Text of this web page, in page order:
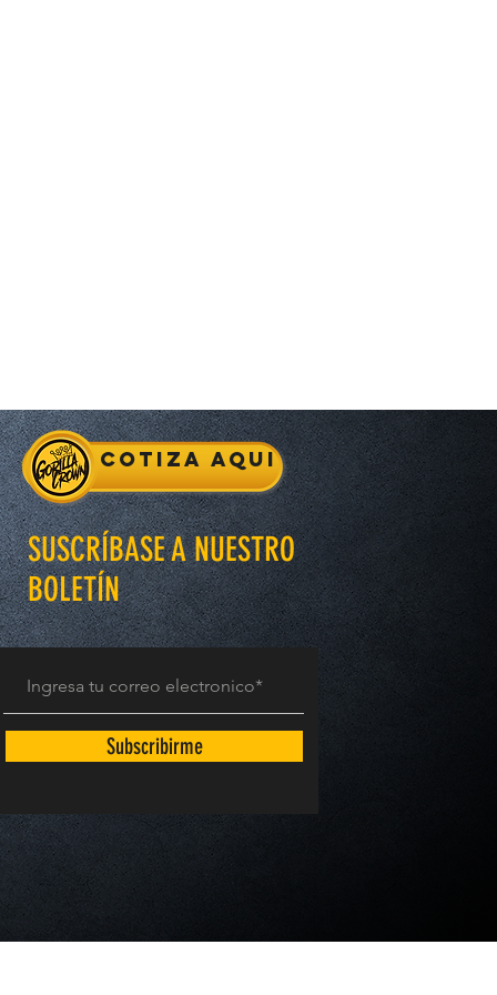
Cotiza aqui
SUSCRÍBASE A NUESTRO
BOLETÍN
Subscribirme